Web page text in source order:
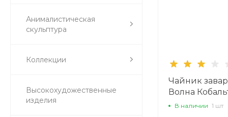
Анималистическая
скульптура
Коллекции
Высокохудожественные
изделия
Чайник
Волна
800 мл арт.
В наличии 1 шт